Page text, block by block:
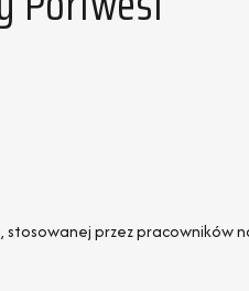
przez pracowników